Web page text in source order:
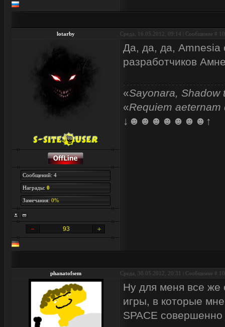
lotarby Среда, 16.05.2012, 09:14 | Сообщение #
Сообщений: 4
Награды: 0
Замечания: 0%
93
Да, да, да, Amnesia
разработчиков
«Sayonara, Shadow
«Requiem
↓☻☻☻☻☻☻☻↑
phanatofsem Среда, 30.05.2012, 20:31 | Сообщение #
Ну для меня все
игры, в которые
SPACE